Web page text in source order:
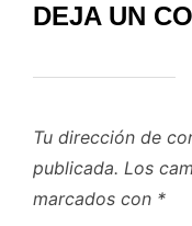
DEJA UN
Tu dirección de
publicada. Los
marcados con *